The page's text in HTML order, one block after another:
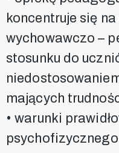
koncentruje się
wychowawczo –
stosunku do
mających
• warunki
psychofizycznego